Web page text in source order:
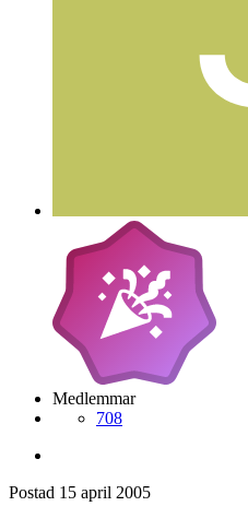
Medlemmar
708
Postad 15 april 2005